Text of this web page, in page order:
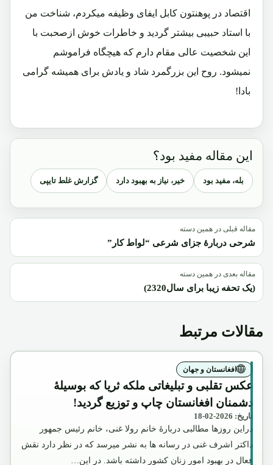
اقتصاد در پوهنتون کابل ایفای وظیفه میکردم، شناخت من
با استاد حبیبی بیشتر گردید و خاطرات خوش ازصحبت با
این شخصیت عالی مقام دارم که هیچگاه فراموشم
نمیشود. روح این بزرگمرد شاد و یادش برای همیشه گرامی
بادا!
این مقاله مفید بود؟
بله، مفید بود خیر، نیاز به بهبود دارد گزارش غلط تایپی
مقاله قبلی در همین دسته
شرحی دربارۀ جزای شرعی “لواط کار”
مقاله بعدی در همین دسته
(یک تحفه زیبا برای سال2320)
مقالات مرتبط
افغانستان و جهان
عکس تقلبی و تبلیغاتی ملکه ثریا که بوسیلۀ
دشمنان افغانستان چاپ و توزیع گردید!
تاریخ: 2026-02-18
دراین روزها مطالبی دربارۀ خانم رولا غنی، خانم رئیس جمهور
داکتر اشرف غنی در رسانه ها به نشر میرسد که در نظر دارد نقش
فعال در بهبود امور زنان کشور داشته باشد. در این…